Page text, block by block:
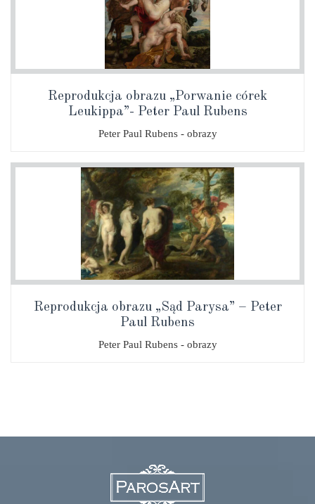
Reprodukcja obrazu „Porwanie córek
Leukippa”- Peter Paul Rubens
Peter Paul Rubens - obrazy
Reprodukcja obrazu „Sąd Parysa” – Peter
Paul Rubens
Peter Paul Rubens - obrazy